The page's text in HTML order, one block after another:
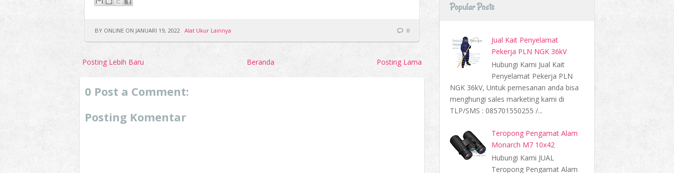
BY ONLINE ON JANUARI 19, 2022 Alat Ukur Lainnya 0
Posting Lebih Baru Posting Lama
Beranda
0 Post a Comment:
Posting Komentar
Popular Posts
Jual Kait Penyelamat
Pekerja PLN NGK 36kV
Hubungi Kami Jual Kait
Penyelamat Pekerja PLN
NGK 36kV, Untuk pemesanan anda bisa
menghungi sales marketing kami di
TLP/SMS : 085701550255 /...
Teropong Pengamat Alam
Monarch M7 10x42
Hubungi Kami JUAL
Teropong Pengamat Alam